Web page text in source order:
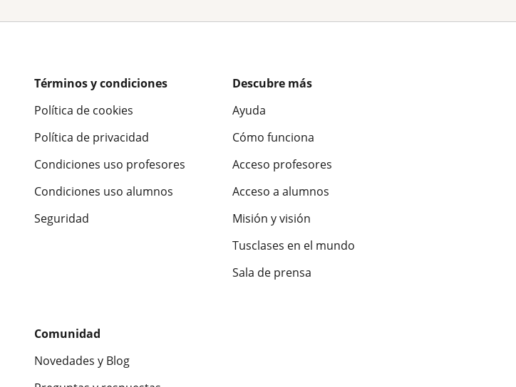
Términos y condiciones
Política de cookies
Política de privacidad
Condiciones uso profesores
Condiciones uso alumnos
Seguridad
Descubre más
Ayuda
Cómo funciona
Acceso profesores
Acceso a alumnos
Misión y visión
Tusclases en el mundo
Sala de prensa
Comunidad
Novedades y Blog